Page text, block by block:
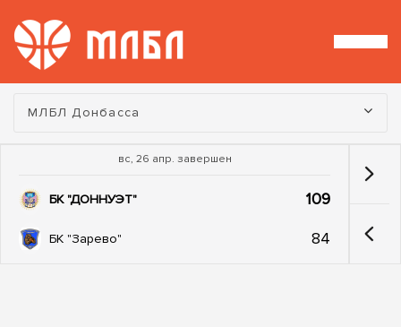
Турнир:
МЛБЛ Донбасса
вс, 26 апр. завершен
БК "ДОННУЭТ" 109
БК "Зарево" 84